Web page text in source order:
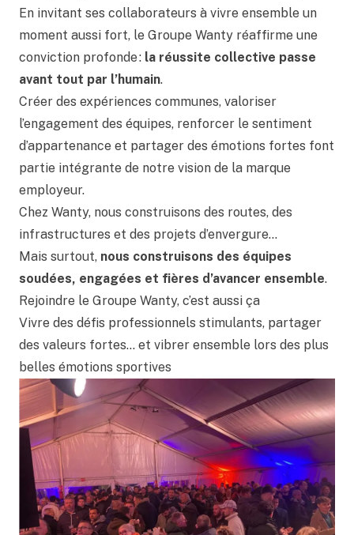
En invitant ses collaborateurs à vivre ensemble un
moment aussi fort, le Groupe Wanty réaffirme une
conviction profonde : la réussite collective passe
avant tout par l’humain.
Créer des expériences communes, valoriser
l’engagement des équipes, renforcer le sentiment
d’appartenance et partager des émotions fortes font
partie intégrante de notre vision de la marque
employeur.
Chez Wanty, nous construisons des routes, des
infrastructures et des projets d’envergure…
Mais surtout, nous construisons des équipes
soudées, engagées et fières d’avancer ensemble.
Rejoindre le Groupe Wanty, c’est aussi ça
Vivre des défis professionnels stimulants, partager
des valeurs fortes… et vibrer ensemble lors des plus
belles émotions sportives